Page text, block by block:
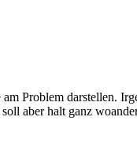
am Problem
aber halt ganz